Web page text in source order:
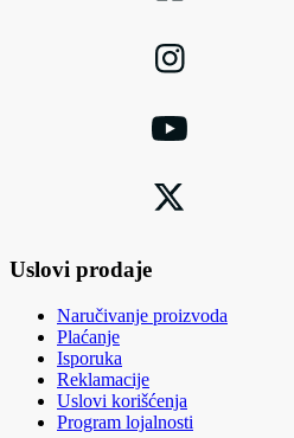
Uslovi prodaje
Naručivanje proizvoda
Plaćanje
Isporuka
Reklamacije
Uslovi korišćenja
Program lojalnosti